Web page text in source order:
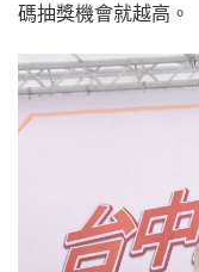
碼抽獎機會就越高。